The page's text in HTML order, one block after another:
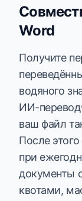
Word
Получите
водяного
ИИ-
ваш файл
После
при
документы
квотами,